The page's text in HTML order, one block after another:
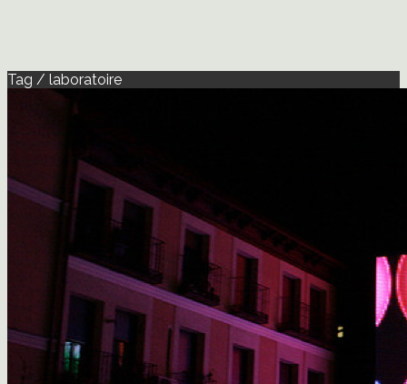
Tag / laboratoire